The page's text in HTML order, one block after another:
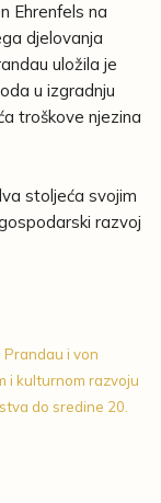
Ehrenfels na
djelovanja
uložila je
u izgradnju
troškove njezina
stoljeća svojim
razvoj
i von
i kulturnom razvoju
do sredine 20.